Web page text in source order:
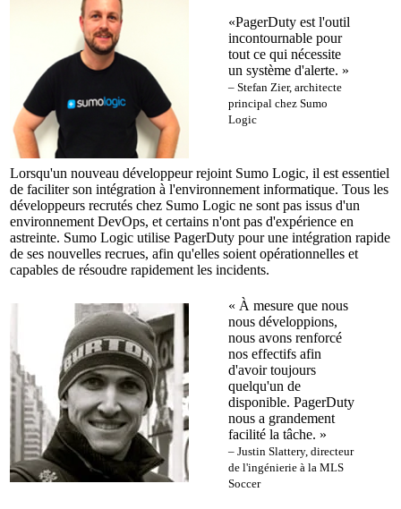
«PagerDuty est l'outil
incontournable pour
tout ce qui nécessite
un système d'alerte. »
– Stefan Zier, architecte
principal chez Sumo
Logic
Lorsqu'un nouveau développeur rejoint Sumo Logic, il est essentiel
de faciliter son intégration à l'environnement informatique. Tous les
développeurs recrutés chez Sumo Logic ne sont pas issus d'un
environnement DevOps, et certains n'ont pas d'expérience en
astreinte. Sumo Logic utilise PagerDuty pour une intégration rapide
de ses nouvelles recrues, afin qu'elles soient opérationnelles et
capables de résoudre rapidement les incidents.
« À mesure que nous
nous développions,
nous avons renforcé
nos effectifs afin
d'avoir toujours
quelqu'un de
disponible. PagerDuty
nous a grandement
facilité la tâche. »
– Justin Slattery, directeur
de l'ingénierie à la MLS
Soccer